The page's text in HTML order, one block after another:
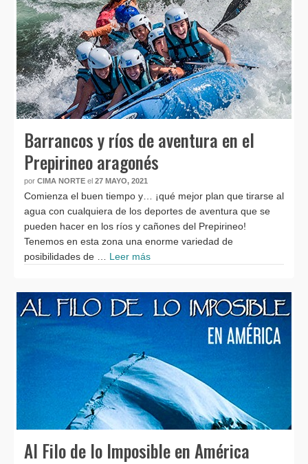
Barrancos y ríos de aventura en el
Prepirineo aragonés
por CIMA NORTE el 27 MAYO, 2021
Comienza el buen tiempo y… ¡qué mejor plan que tirarse al
agua con cualquiera de los deportes de aventura que se
pueden hacer en los ríos y cañones del Prepirineo!
Tenemos en esta zona una enorme variedad de
posibilidades de … Leer más
Al Filo de lo Imposible en América